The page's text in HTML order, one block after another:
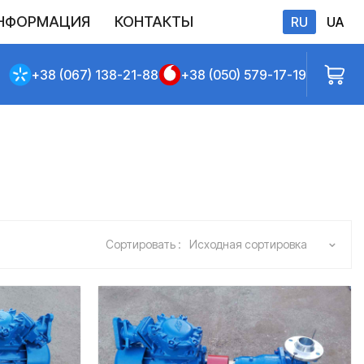
КОНТАКТЫ RU UA
+38 (067) 138-21-88 +38 (050) 579-17-19
Сортировать : Исходная сортировка